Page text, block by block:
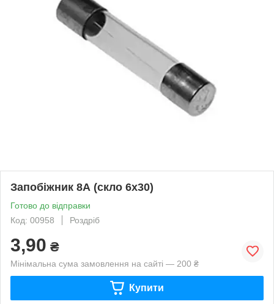
Запобіжник 8А (скло 6х30)
Готово до відправки
Код: 00958
Роздріб
3,90 ₴
Мінімальна сума замовлення на сайті — 200 ₴
Купити